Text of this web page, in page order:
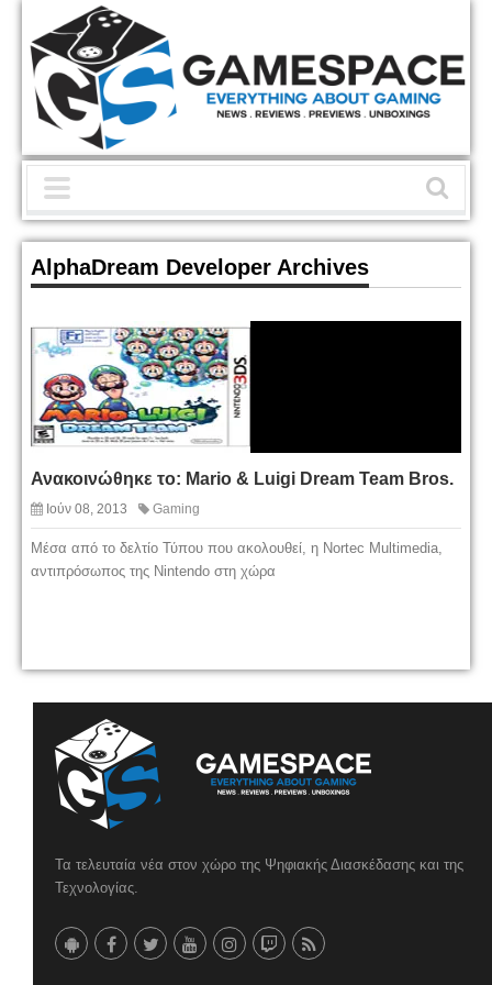
AlphaDream Developer Archives
Ανακοινώθηκε το: Mario & Luigi Dream Team Bros.
Ιούν 08, 2013 Gaming
Μέσα από το δελτίο Τύπου που ακολουθεί, η Nortec Multimedia,
αντιπρόσωπος της Nintendo στη χώρα
Τα τελευταία νέα στον χώρο της Ψηφιακής Διασκέδασης και της
Τεχνολογίας.